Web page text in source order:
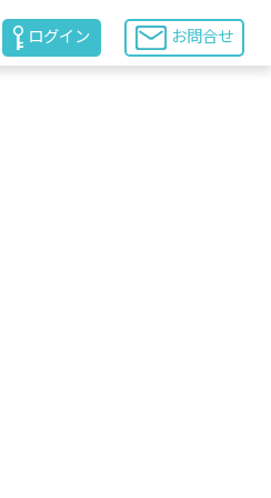
ログイン お問合せ